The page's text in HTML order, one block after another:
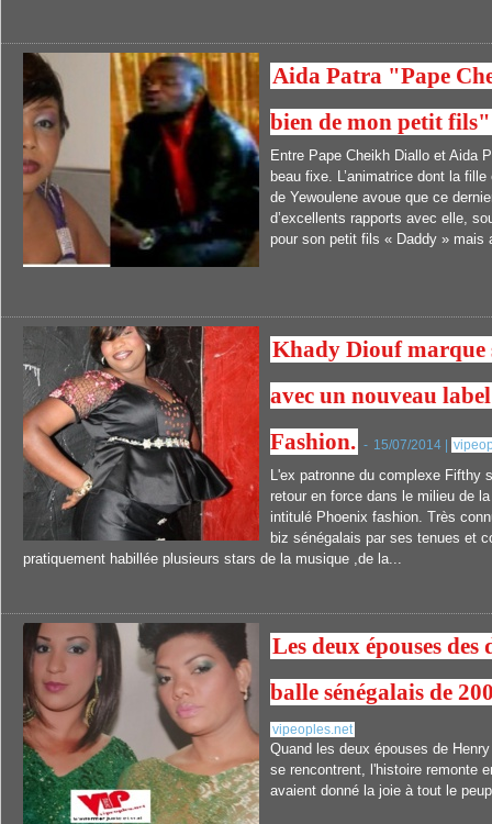
Aida Patra "Pape
bien de mon petit fils"
Entre Pape Cheikh Diallo et Aida
beau fixe. L’animatrice dont la
de Yewoulene avoue que ce
d’excellents rapports avec elle,
pour son petit fils « Daddy » mais
Khady Diouf marque
avec un nouveau
Fashion. - 15/07/2014 |
L'ex patronne du complexe Fifthy
retour en force dans le milieu de
intitulé Phoenix fashion. Très
biz sénégalais par ses tenues et
pratiquement habillée plusieurs stars de la musique ,de la...
Les deux épouses
balle sénégalais de
vipeoples.net
Quand les deux épouses de
se rencontrent, l'histoire remonte
avaient donné la joie à tout le